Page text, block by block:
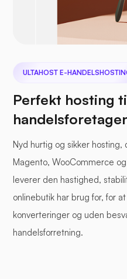
ULTAHOST E-
Perfekt hosting
Nyd hurtig og sikker
Magento, WooCommerce
leverer den hastighed,
onlinebutik har brug for, for
konverteringer og uden
handelsforretning.